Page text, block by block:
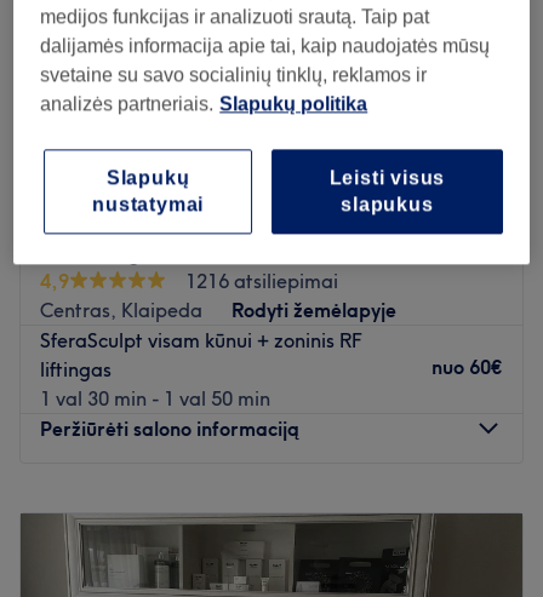
4,9
1216 atsiliepimai
Centras, Klaipeda
Rodyti žemėlapyje
SferaSculpt visam kūnui + zoninis RF
liftingas
1 val 30 min - 1 val 50 min
nuo 60€
Peržiūrėti salono informaciją
Antradienis
08:00– 21:00
Trečiadienis
08:00– 21:00
Ketvirtadienis
08:00– 21:00
medijos funkcijas ir analizuoti srautą. Taip pat
dalijamės informacija apie tai, kaip naudojatės mūsų
svetaine su savo socialinių tinklų, reklamos ir
analizės partneriais. Slapukų politika
Leisti visus
slapukus
Slapukų
nustatymai